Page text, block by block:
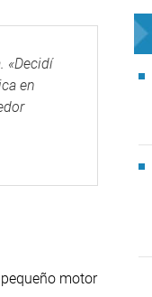
«Decidí
en
motor